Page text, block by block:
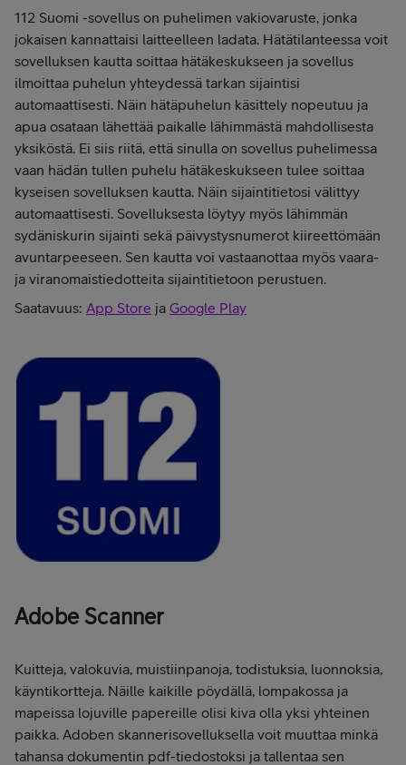
112 Suomi -sovellus on puhelimen vakiovaruste, jonka
jokaisen kannattaisi laitteelleen ladata. Hätätilanteessa voit
sovelluksen kautta soittaa hätäkeskukseen ja sovellus
ilmoittaa puhelun yhteydessä tarkan sijaintisi
automaattisesti. Näin hätäpuhelun käsittely nopeutuu ja
apua osataan lähettää paikalle lähimmästä mahdollisesta
yksiköstä. Ei siis riitä, että sinulla on sovellus puhelimessa
vaan hädän tullen puhelu hätäkeskukseen tulee soittaa
kyseisen sovelluksen kautta. Näin sijaintitietosi välittyy
automaattisesti. Sovelluksesta löytyy myös lähimmän
sydäniskurin sijainti sekä päivystysnumerot kiireettömään
avuntarpeeseen. Sen kautta voi vastaanottaa myös vaara-
ja viranomaistiedotteita sijaintitietoon perustuen.
Saatavuus: App Store ja Google Play
Adobe Scanner
Kuitteja, valokuvia, muistiinpanoja, todistuksia, luonnoksia,
käyntikortteja. Näille kaikille pöydällä, lompakossa ja
mapeissa lojuville papereille olisi kiva olla yksi yhteinen
paikka. Adoben skannerisovelluksella voit muuttaa minkä
tahansa dokumentin pdf-tiedostoksi ja tallentaa sen